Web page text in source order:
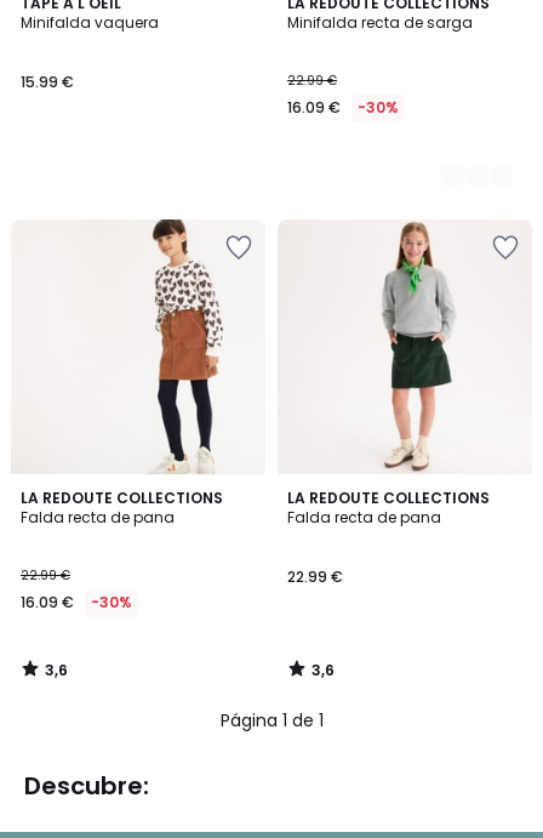
Minifalda vaquera
15.99 €
Minifalda recta de sarga
22.99 €
16.09 € -30%
2
Colores
LA REDOUTE COLLECTIONS
Falda recta de pana
22.99 €
16.09 € -30%
3,6
/ 5
3,6
/
LA REDOUTE COLLECTIONS
Falda recta de pana
22.99 €
3,6
/ 5
3,6
/
Página 1 de 1
Descubre: